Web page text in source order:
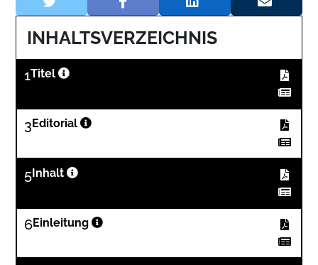
INHALTSVERZEICHNIS
1Titel
3 Editorial
5 Inhalt
6Einleitung